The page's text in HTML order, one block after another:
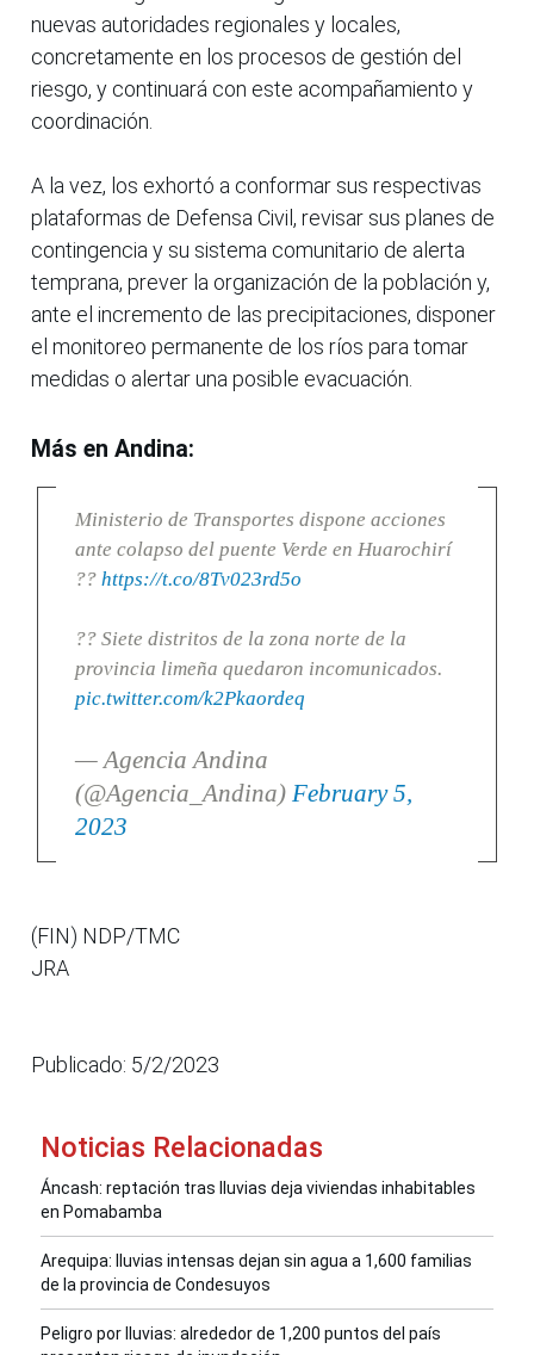
nuevas autoridades regionales y locales,
concretamente en los procesos de gestión del
riesgo, y continuará con este acompañamiento y
coordinación.
A la vez, los exhortó a conformar sus respectivas
plataformas de Defensa Civil, revisar sus planes de
contingencia y su sistema comunitario de alerta
temprana, prever la organización de la población y,
ante el incremento de las precipitaciones, disponer
el monitoreo permanente de los ríos para tomar
medidas o alertar una posible evacuación.
Más en Andina:
Ministerio de Transportes dispone acciones
ante colapso del puente Verde en Huarochirí
?? https://t.co/8Tv023rd5o
?? Siete distritos de la zona norte de la
provincia limeña quedaron incomunicados.
pic.twitter.com/k2Pkaordeq
— Agencia Andina
(@Agencia_Andina) February 5,
2023
(FIN) NDP/TMC
JRA
Publicado: 5/2/2023
Noticias Relacionadas
Áncash: reptación tras lluvias deja viviendas inhabitables
en Pomabamba
Arequipa: lluvias intensas dejan sin agua a 1,600 familias
de la provincia de Condesuyos
Peligro por lluvias: alrededor de 1,200 puntos del país